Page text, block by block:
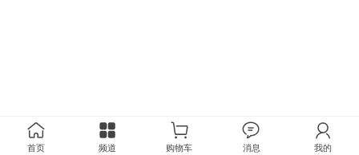
首页 频道 购物车 消息 我的